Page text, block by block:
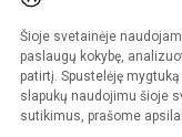
Šioje svetainėje
paslaugų kokybę,
patirtį. Spustelėję
slapukų naudojimu šioje
sutikimus, prašome
© 2023. Ukmergės Jono
Kopijuoti turinį be
Sumanus būdas